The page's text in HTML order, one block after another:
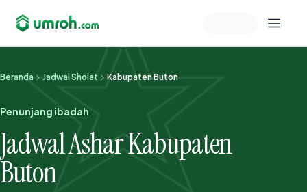
Memeriksa sesi akun
Beranda Jadwal Sholat Kabupaten Buton
Penunjang ibadah
Jadwal Ashar Kabupaten
Buton